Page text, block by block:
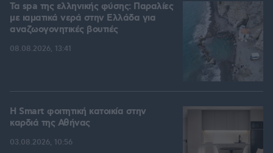
Τα spa της ελληνικής φύσης: Παραλίες
με ιαματικά νερά στην Ελλάδα για
αναζωογονητικές βουτιές
08.08.2026, 13:41
Η Smart φοιτητική κατοικία στην
καρδιά της Αθήνας
03.08.2026, 10:56